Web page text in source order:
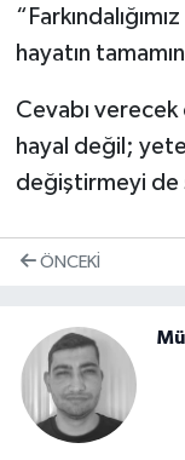
hayatın
Cevabı
hayal değil;
değiştirmeyi de
ÖNCEKI